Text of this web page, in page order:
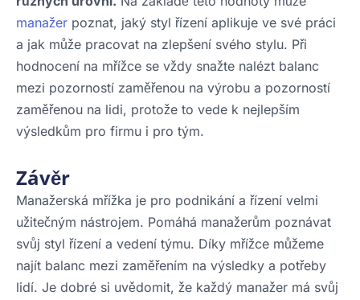
manažer poznat, jaký styl řízení aplikuje ve své práci
a jak může pracovat na zlepšení svého stylu. Při
hodnocení na mřížce se vždy snažte nalézt balanc
mezi pozorností zaměřenou na výrobu a pozorností
zaměřenou na lidi, protože to vede k nejlepším
výsledkům pro firmu i pro tým.
Závěr
Manažerská mřížka je pro podnikání a řízení velmi
užitečným nástrojem. Pomáhá manažerům poznávat
svůj styl řízení a vedení týmu. Díky mřížce můžeme
najít balanc mezi zaměřením na výsledky a potřeby
lidí. Je dobré si uvědomit, že každý manažer má svůj